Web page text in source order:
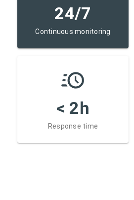
24/7
Continuous monitoring
< 2h
Response time